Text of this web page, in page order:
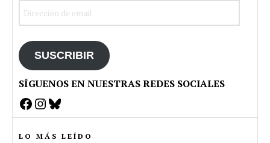
SUSCRIBIR
SÍGUENOS EN NUESTRAS REDES SOCIALES
Facebook
Instagram
Bluesky
LO MÁS LEÍDO